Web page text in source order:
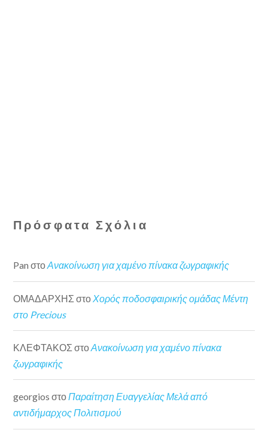
Πρόσφατα Σχόλια
Pan στοΑνακοίνωση για χαμένο πίνακα ζωγραφικής
ΟΜΑΔΑΡΧΗΣ στο Χορός ποδοσφαιρικής ομάδας Μέντη
στο Precious
ΚΛΕΦΤΑΚΟΣ στοΑνακοίνωση για χαμένο πίνακα
ζωγραφικής
georgios στοΠαραίτηση Ευαγγελίας Μελά από
αντιδήμαρχος Πολιτισμού